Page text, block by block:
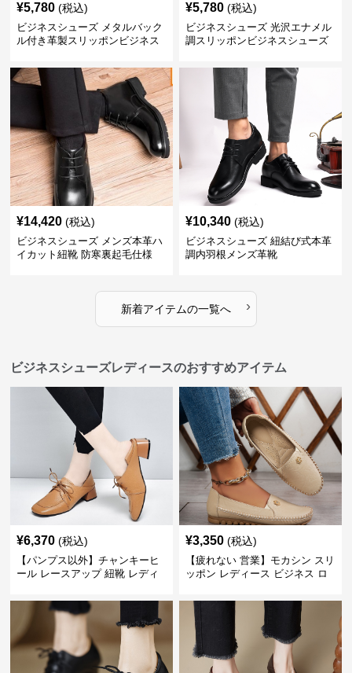
¥5,780 (税込)
ビジネスシューズ メタルバック
ル付き革製スリッポンビジネス
¥5,780 (税込)
ビジネスシューズ 光沢エナメル
調スリッポンビジネスシューズ
¥14,420 (税込)
ビジネスシューズ メンズ本革ハ
イカット紐靴 防寒裏起毛仕様
¥10,340 (税込)
ビジネスシューズ 紐結び式本革
調内羽根メンズ革靴
新着アイテムの一覧へ ›
ビジネスシューズレディースのおすすめアイテム
¥6,370 (税込)
【パンプス以外】チャンキーヒ
ール レースアップ 紐靴 レディ
ーツ スクエアトゥ 歩きやすい
¥3,350 (税込)
【疲れない 営業】モカシン スリ
ッポン レディース ビジネス ロ
ジュアル パンプス以外